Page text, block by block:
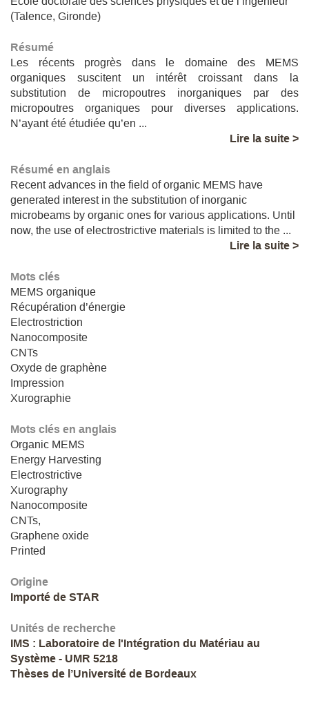
(Talence, Gironde)
Résumé
Les récents progrès dans le domaine des MEMS
organiques suscitent un intérêt croissant dans la
substitution de micropoutres inorganiques par des
micropoutres organiques pour diverses applications.
N’ayant été étudiée qu’en ...
Lire la suite >
Résumé en anglais
Recent advances in the field of organic MEMS have
generated interest in the substitution of inorganic
microbeams by organic ones for various applications. Until
now, the use of electrostrictive materials is limited to the ...
Lire la suite >
Mots clés
MEMS organique
Récupération d’énergie
Electrostriction
Nanocomposite
CNTs
Oxyde de graphène
Impression
Xurographie
Mots clés en anglais
Organic MEMS
Energy Harvesting
Electrostrictive
Xurography
Nanocomposite
CNTs,
Graphene oxide
Printed
Origine
Importé de STAR
Unités de recherche
IMS : Laboratoire de l'Intégration du Matériau au
Système - UMR 5218
Thèses de l’Université de Bordeaux